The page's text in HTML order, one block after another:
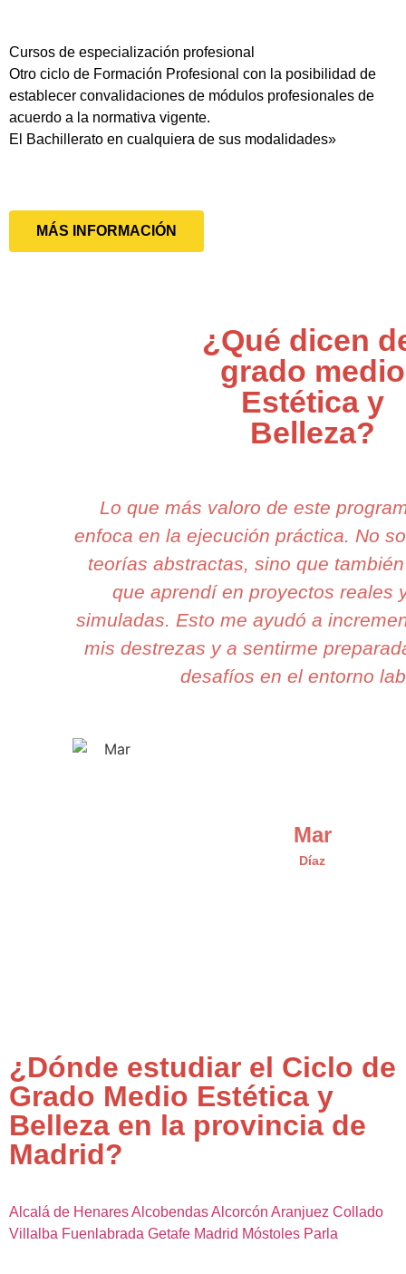
Cursos de especialización profesional
Otro ciclo de Formación Profesional con la posibilidad de
establecer convalidaciones de módulos profesionales de
acuerdo a la normativa vigente.
El Bachillerato en cualquiera de sus modalidades»
MÁS INFORMACIÓN
¿Qué dicen
grado medio
Estética y
Belleza?
Lo que más valoro de este
enfoca en la ejecución práctica. No
teorías abstractas, sino que
que aprendí en proyectos reales
simuladas. Esto me ayudó a
mis destrezas y a sentirme
desafíos en el entorno
Mar
Díaz
¿Dónde estudiar el Ciclo de
Grado Medio Estética y
Belleza en la provincia de
Madrid?
Alcalá de HenaresAlcobendasAlcorcón Aranjuez Collado
Villalba Fuenlabrada Getafe Madrid Móstoles Parla